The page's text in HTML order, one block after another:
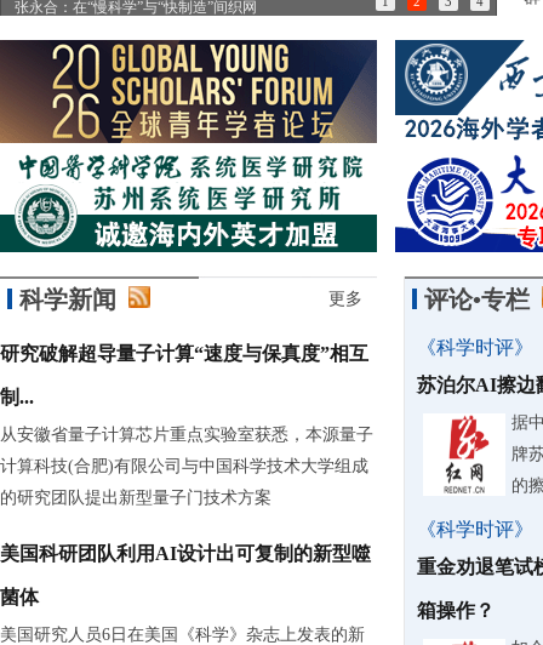
张永合：在“慢科学”与“快制造”间织网 85
科学新闻 更多
研究破解超导量子计算“速度与保真度”相互
制...
从安徽省量子计算芯片重点实验室获悉，本源量子
计算科技(合肥)有限公司与中国科学技术大学组成
的研究团队提出新型量子门技术方案
美国科研团队利用AI设计出可复制的新型噬
菌体
美国研究人员6日在美国《科学》杂志上发表的新
评论•专栏
《科学时评》
苏泊尔AI擦边
据
牌
的
《科学时评》
重金劝退笔试
箱操作？